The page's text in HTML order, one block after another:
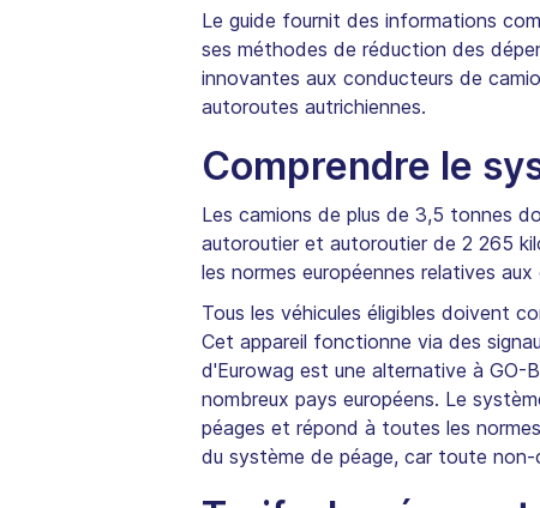
Le guide fournit des informations
ses méthodes de réduction des
innovantes aux conducteurs de
autoroutes autrichiennes.
Comprendre le
Les camions de plus de 3,5 tonnes
autoroutier et autoroutier de 2 265
les normes européennes relatives
Tous les véhicules éligibles doivent
Cet appareil fonctionne via des
d'Eurowag est une alternative à
nombreux pays européens. Le
péages et répond à toutes les
du système de péage, car toute